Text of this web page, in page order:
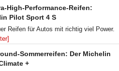
High-Performance-Reifen:
Pilot Sport 4 S
Reifen für Autos mit richtig viel Power.
Sommerreifen: Der Michelin
+